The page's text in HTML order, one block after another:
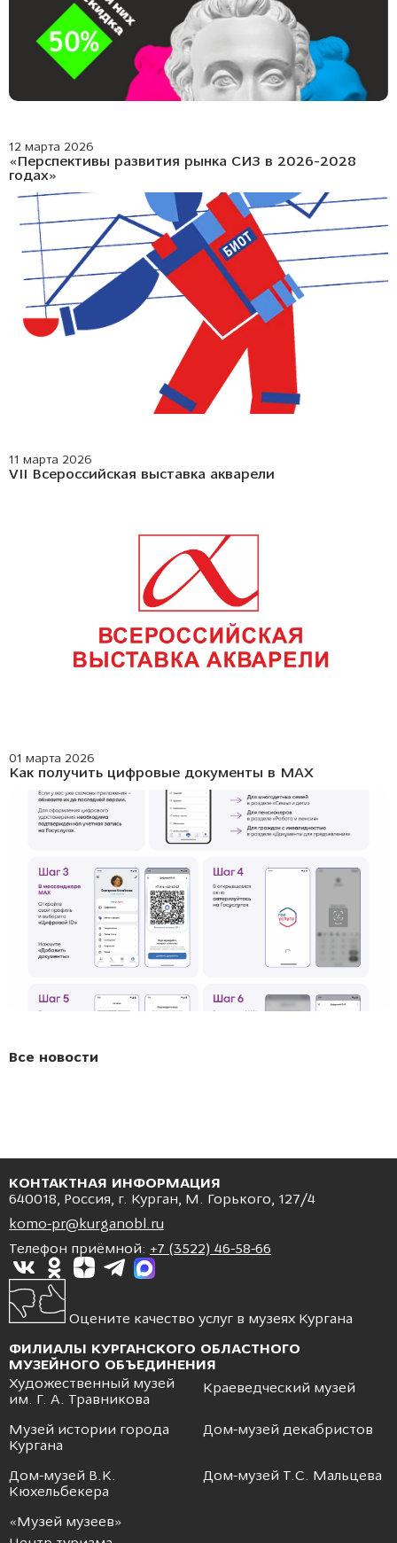
12 марта 2026
«Перспективы развития рынка СИЗ в 2026-2028
годах»
11 марта 2026
VII Всероссийская выставка акварели
01 марта 2026
Как получить цифровые документы в МАХ
Все новости
КОНТАКТНАЯ ИНФОРМАЦИЯ
640018, Россия, г. Курган, М. Горького, 127/4
komo-pr@kurganobl.ru
Телефон приёмной: +7 (3522) 46-58-66
Оцените качество услуг в музеях Кургана
ФИЛИАЛЫ КУРГАНСКОГО ОБЛАСТНОГО
МУЗЕЙНОГО ОБЪЕДИНЕНИЯ
Художественный музей
им. Г. А. Травникова
Краеведческий музей
Музей истории города
Кургана
Дом-музей декабристов
Дом-музей В.К.
Кюхельбекера
Дом-музей Т.С. Мальцева
«Музей музеев»